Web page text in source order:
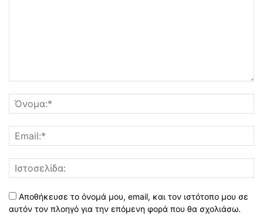
Αποθήκευσε το όνομά μου, email, και τον ιστότοπο μου σε
αυτόν τον πλοηγό για την επόμενη φορά που θα σχολιάσω.